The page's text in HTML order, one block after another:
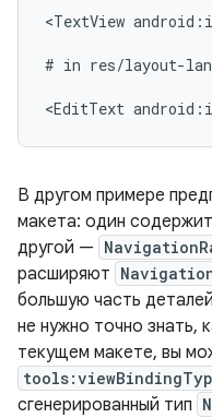
<TextView
# in res/layout-
<EditText
В другом примере
макета: один содержит
другой —
расширяют
большую часть
не нужно точно знать,
текущем макете, вы
сгенерированный тип